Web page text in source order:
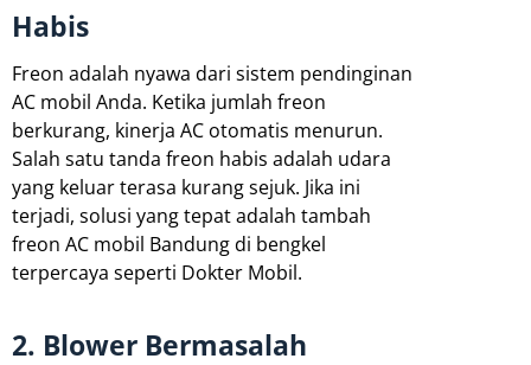
Habis
Freon adalah nyawa dari sistem pendinginan
AC mobil Anda. Ketika jumlah freon
berkurang, kinerja AC otomatis menurun.
Salah satu tanda freon habis adalah udara
yang keluar terasa kurang sejuk. Jika ini
terjadi, solusi yang tepat adalah tambah
freon AC mobil Bandung di bengkel
terpercaya seperti Dokter Mobil.
2. Blower Bermasalah